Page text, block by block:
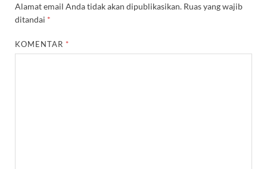
Alamat email Anda tidak akan dipublikasikan. Ruas yang wajib
ditandai *
KOMENTAR *